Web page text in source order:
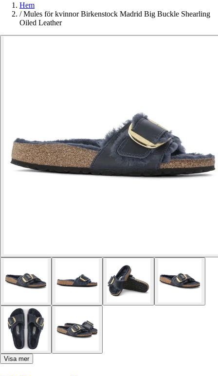
Hem
/ Mules för kvinnor Birkenstock Madrid Big Buckle Shearling
Oiled Leather
Visa mer